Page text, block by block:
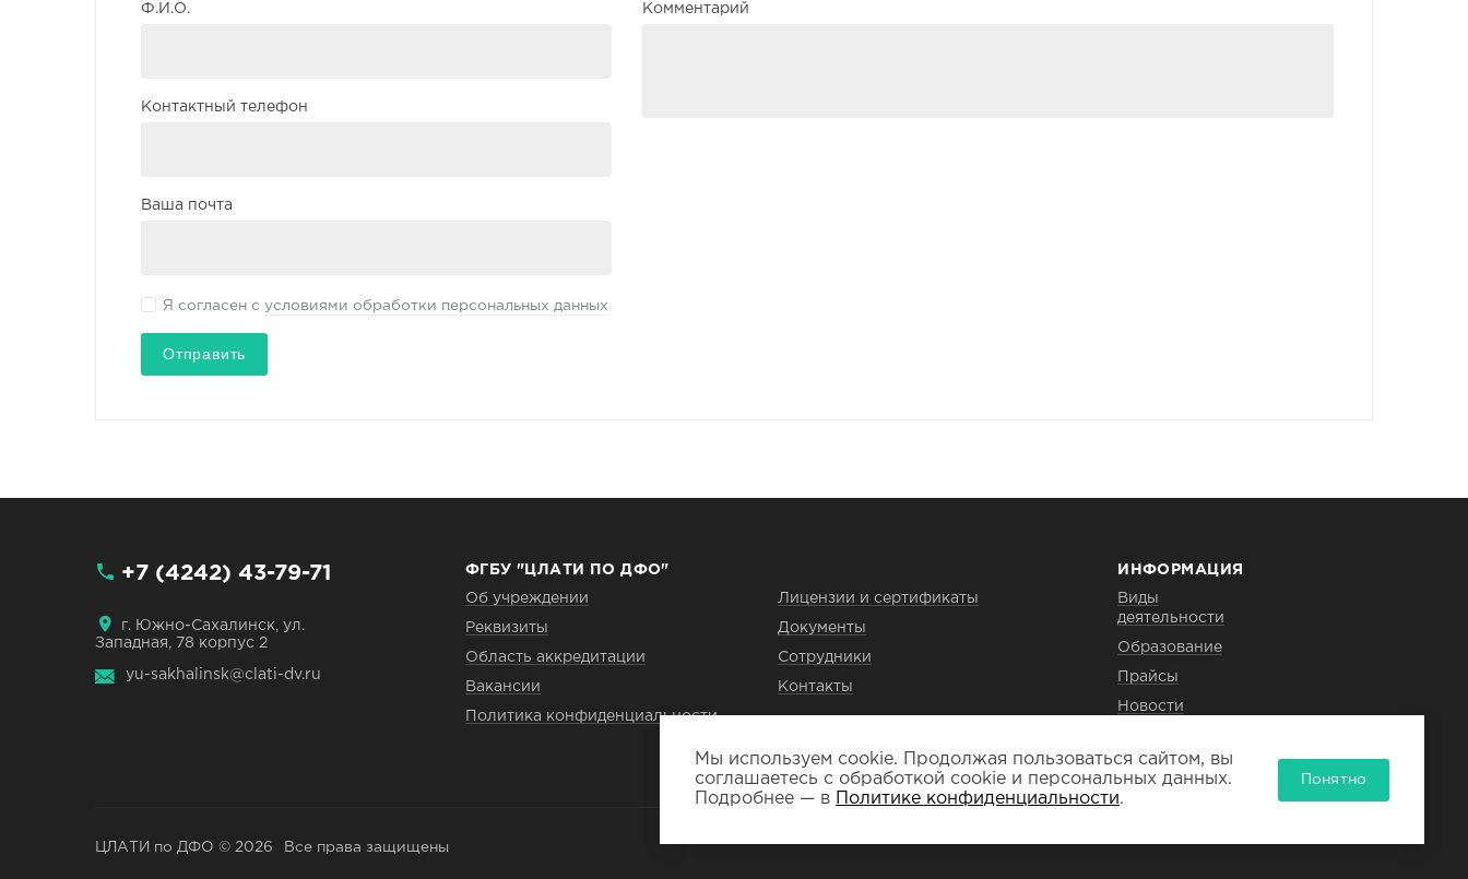
Ф.И.О.
Контактный телефон
Ваша почта
Комментарий
Я согласен с условиями обработки персональных данных
Отправить
+7 (4242) 43-79-71
г. Южно-Сахалинск, ул.
Западная, 78 корпус 2
yu-sakhalinsk@clati-dv.ru
ФГБУ "ЦЛАТИ ПО ДФО"
Об учреждении Лицензии и сертификаты
Реквизиты Документы
Область аккредитации Сотрудники
Вакансии Контакты
Политика конфиденциальности
ИНФОРМАЦИЯ
Виды
деятельности
Образование
Прайсы
Новости
Филиалы
ЦЛАТИ по ДФО © 2026 Все права защищены
Мы используем cookie. Продолжая пользоваться сайтом, вы
соглашаетесь с обработкой cookie и персональных данных.
Подробнее — в
Политике конфиденциальности.
Понятно